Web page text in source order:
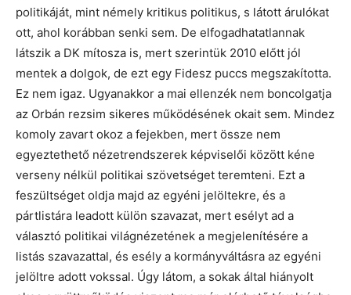
politikáját, mint némely kritikus politikus, s látott árulókat
ott, ahol korábban senki sem. De elfogadhatatlannak
látszik a DK mítosza is, mert szerintük 2010 előtt jól
mentek a dolgok, de ezt egy Fidesz puccs megszakította.
Ez nem igaz. Ugyanakkor a mai ellenzék nem boncolgatja
az Orbán rezsim sikeres működésének okait sem. Mindez
komoly zavart okoz a fejekben, mert össze nem
egyeztethető nézetrendszerek képviselői között kéne
verseny nélkül politikai szövetséget teremteni. Ezt a
feszültséget oldja majd az egyéni jelöltekre, és a
pártlistára leadott külön szavazat, mert esélyt ad a
választó politikai világnézetének a megjelenítésére a
listás szavazattal, és esély a kormányváltásra az egyéni
jelöltre adott vokssal. Úgy látom, a sokak által hiányolt